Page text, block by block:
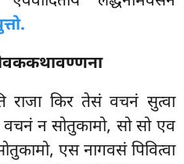
राजा किर तेसं वचनं सुत्वा
न सोतुकामो, सो सो एव
एस नागवसं पिवित्वा